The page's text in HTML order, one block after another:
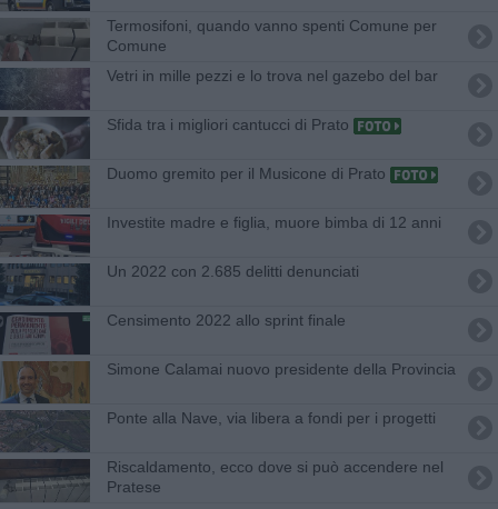
Termosifoni, quando vanno spenti Comune per
Comune
Vetri in mille pezzi e lo trova nel gazebo del bar
Sfida tra i migliori cantucci di Prato
Duomo gremito per il Musicone di Prato
Investite madre e figlia, muore bimba di 12 anni
Un 2022 con 2.685 delitti denunciati
Censimento 2022 allo sprint finale
Simone Calamai nuovo presidente della Provincia
Ponte alla Nave, via libera a fondi per i progetti
Riscaldamento, ecco dove si può accendere nel
Pratese